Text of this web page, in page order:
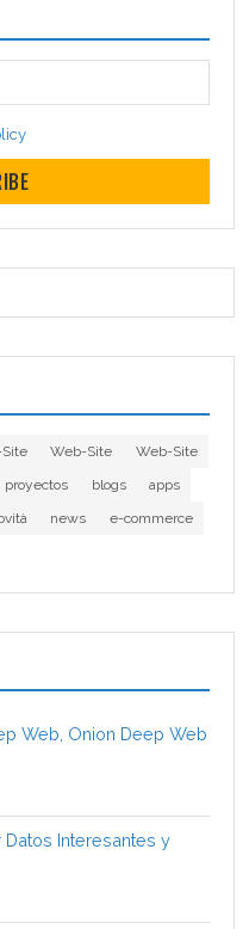
Web-Site
Web-Site
proyectos blogs
apps
news
e-commerce
Web, Onion Deep Web
Interesantes y